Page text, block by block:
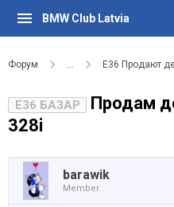
BMW Club Latvia
Форум ... Е36 Продают
E36 БАЗАР
Продам
328i
barawik
Member